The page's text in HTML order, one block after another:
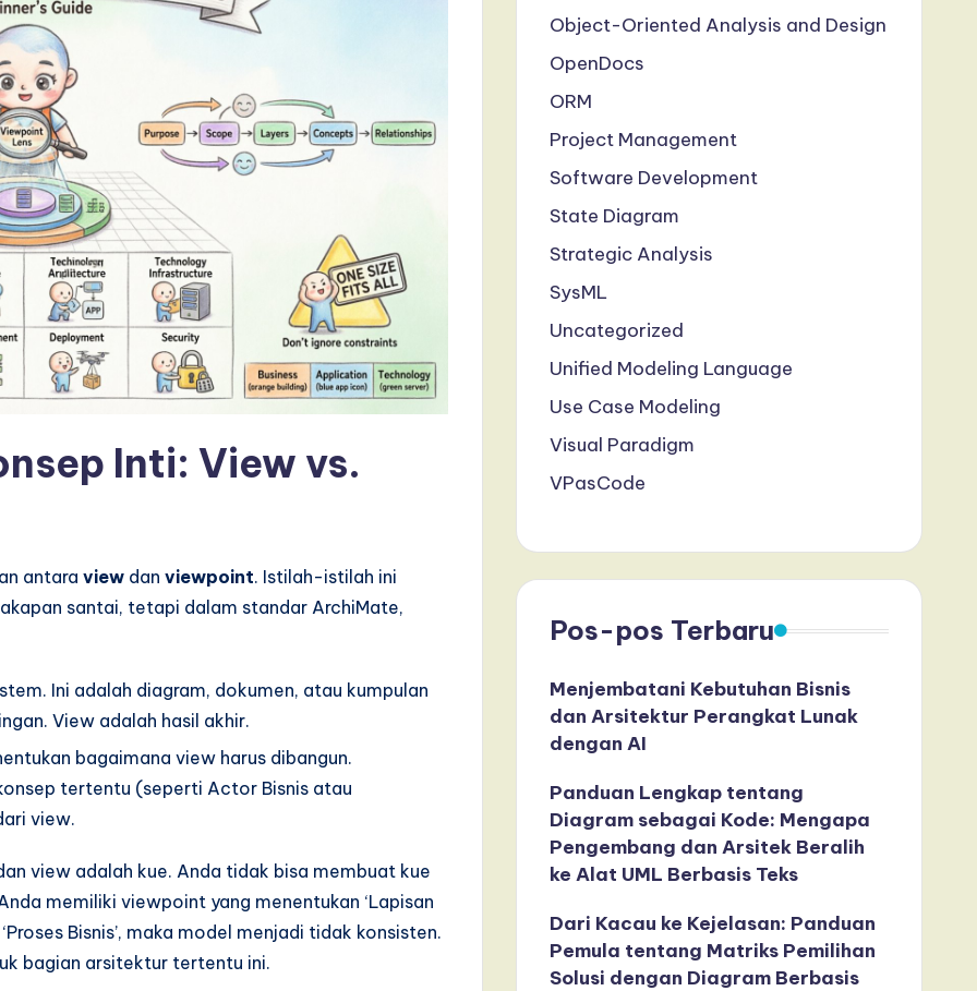
Inti: View vs.
antara view dan viewpoint. Istilah-istilah ini
santai, tetapi dalam standar ArchiMate,
Ini adalah diagram, dokumen, atau kumpulan
View adalah hasil akhir.
bagaimana view harus dibangun.
tertentu (seperti Actor Bisnis atau
view.
view adalah kue. Anda tidak bisa membuat kue
memiliki viewpoint yang menentukan ‘Lapisan
Bisnis’, maka model menjadi tidak konsisten.
bagian arsitektur tertentu ini.
Object-Oriented Analysis and Design
OpenDocs
ORM
Project Management
Software Development
State Diagram
Strategic Analysis
SysML
Uncategorized
Unified Modeling Language
Use Case Modeling
Visual Paradigm
VPasCode
Pos-pos Terbaru
Menjembatani Kebutuhan Bisnis
dan Arsitektur Perangkat Lunak
dengan AI
Panduan Lengkap tentang
Diagram sebagai Kode: Mengapa
Pengembang dan Arsitek Beralih
ke Alat UML Berbasis Teks
Dari Kacau ke Kejelasan: Panduan
Pemula tentang Matriks Pemilihan
Solusi dengan Diagram Berbasis